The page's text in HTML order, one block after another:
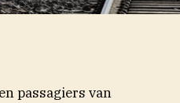
passagiers van